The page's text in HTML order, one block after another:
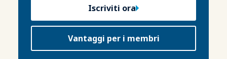
Iscriviti ora
Vantaggi per i membri